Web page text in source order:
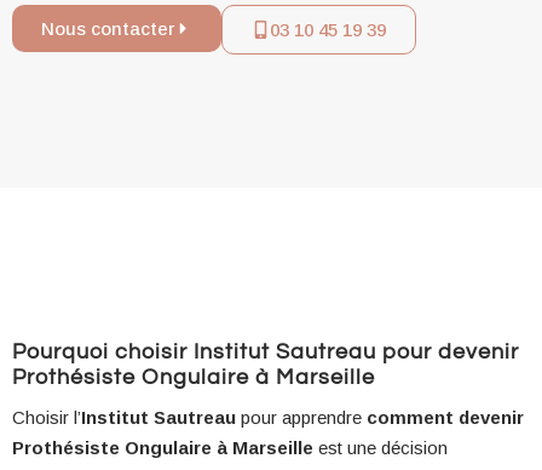
Nous contacter 03 10 45 19 39
Pourquoi choisir Institut Sautreau pour devenir
Prothésiste Ongulaire à Marseille
Choisir l’Institut Sautreau pour apprendre comment devenir
Prothésiste Ongulaire à Marseille est une décision